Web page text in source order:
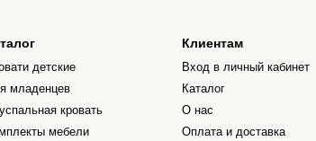
детские
младенцев
кровать
мебели
Клиентам
Вход в личный кабинет
Каталог
О нас
Оплата и доставка